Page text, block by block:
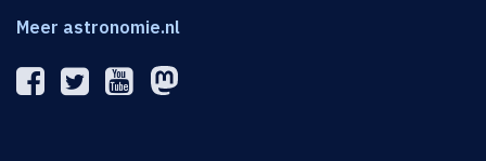
Meer astronomie.nl